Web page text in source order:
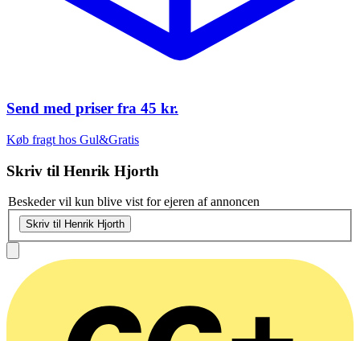
Send med priser fra 45 kr.
Køb fragt hos Gul&Gratis
Skriv til Henrik Hjorth
Beskeder vil kun blive vist for ejeren af annoncen
Skriv til Henrik Hjorth